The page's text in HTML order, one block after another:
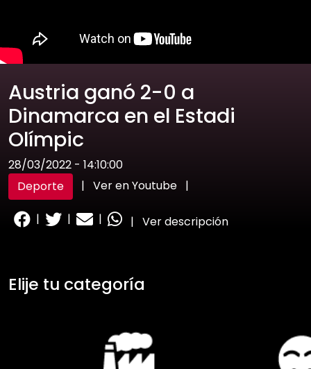
Austria ganó 2-0 a
Dinamarca en el Estadi
Olímpic
28/03/2022 - 14:10:00
Deporte
| Ver en Youtube |
| | | | Ver descripción
Elije tu categoría